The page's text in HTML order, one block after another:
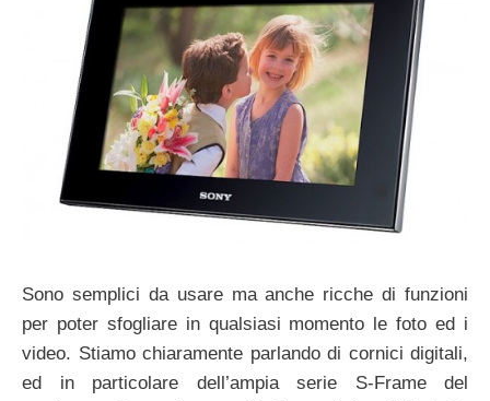
Sono semplici da usare ma anche ricche di funzioni
per poter sfogliare in qualsiasi momento le foto ed i
video. Stiamo chiaramente parlando di cornici digitali,
ed in particolare dell’ampia serie S-Frame del